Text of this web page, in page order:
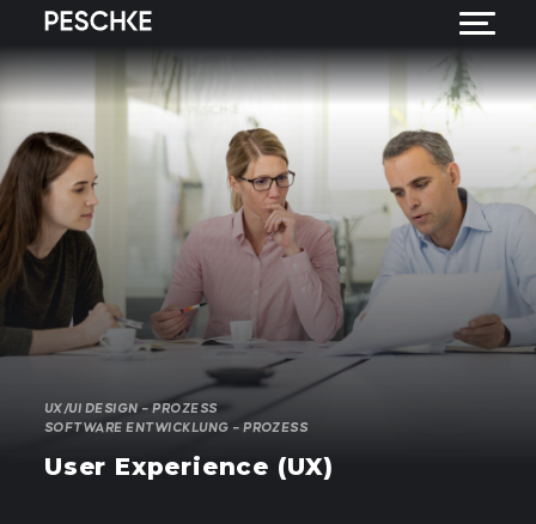
UX/UI DESIGN – PROZESS
SOFTWARE ENTWICKLUNG – PROZESS
User Experience (UX)